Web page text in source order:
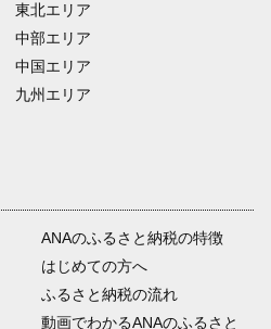
東北エリア
中部エリア
中国エリア
九州エリア
ANAのふるさと納税の特徴
はじめての方へ
ふるさと納税の流れ
動画でわかるANAのふるさと